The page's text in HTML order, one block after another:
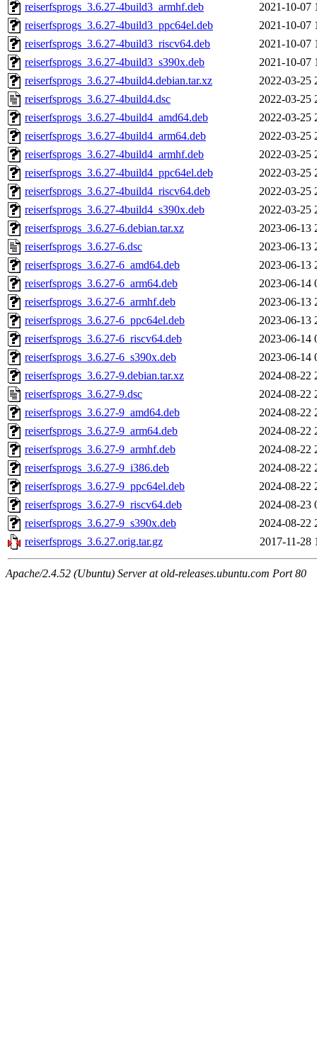
reiserfsprogs_3.6.27-4build3_armhf.deb
2021-10-07
reiserfsprogs_3.6.27-4build3_ppc64el.deb
2021-10-07
reiserfsprogs_3.6.27-4build3_riscv64.deb
2021-10-07
reiserfsprogs_3.6.27-4build3_s390x.deb
2021-10-07
reiserfsprogs_3.6.27-4build4.debian.tar.xz
2022-03-25
reiserfsprogs_3.6.27-4build4.dsc
2022-03-25
reiserfsprogs_3.6.27-4build4_amd64.deb
2022-03-25
reiserfsprogs_3.6.27-4build4_arm64.deb
2022-03-25
reiserfsprogs_3.6.27-4build4_armhf.deb
2022-03-25
reiserfsprogs_3.6.27-4build4_ppc64el.deb
2022-03-25
reiserfsprogs_3.6.27-4build4_riscv64.deb
2022-03-25
reiserfsprogs_3.6.27-4build4_s390x.deb
2022-03-25
reiserfsprogs_3.6.27-6.debian.tar.xz
2023-06-13
reiserfsprogs_3.6.27-6.dsc
2023-06-13
reiserfsprogs_3.6.27-6_amd64.deb
2023-06-13
reiserfsprogs_3.6.27-6_arm64.deb
2023-06-14
reiserfsprogs_3.6.27-6_armhf.deb
2023-06-13
reiserfsprogs_3.6.27-6_ppc64el.deb
2023-06-13
reiserfsprogs_3.6.27-6_riscv64.deb
2023-06-14
reiserfsprogs_3.6.27-6_s390x.deb
2023-06-14
reiserfsprogs_3.6.27-9.debian.tar.xz
2024-08-22
reiserfsprogs_3.6.27-9.dsc
2024-08-22
reiserfsprogs_3.6.27-9_amd64.deb
2024-08-22
reiserfsprogs_3.6.27-9_arm64.deb
2024-08-22
reiserfsprogs_3.6.27-9_armhf.deb
2024-08-22
reiserfsprogs_3.6.27-9_i386.deb
2024-08-22
reiserfsprogs_3.6.27-9_ppc64el.deb
2024-08-22
reiserfsprogs_3.6.27-9_riscv64.deb
2024-08-23
reiserfsprogs_3.6.27-9_s390x.deb
2024-08-22
reiserfsprogs_3.6.27.orig.tar.gz
2017-11-28
Apache/2.4.52 (Ubuntu) Server at old-releases.ubuntu.com Port 80